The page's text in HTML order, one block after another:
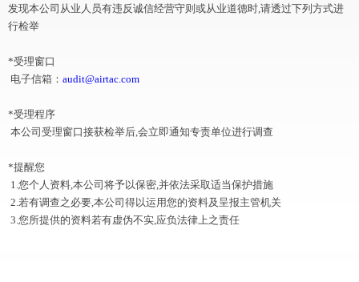
发现本公司从业人员有违反诚信经营守则或从业道德时 请透过下列方式进
行检举
*受理窗口
电子信箱： audit@airtac.com
*受理程序
本公司受理窗口接获检举后 会立即通知专责单位进行调查
*提醒您
1.您个人资料 本公司将予以保密 并依法采取适当保护措施
2.若有调查之必要 本公司得以运用您的资料及呈报主管机关
3.您所提供的资料若有虚伪不实 应负法律上之责任